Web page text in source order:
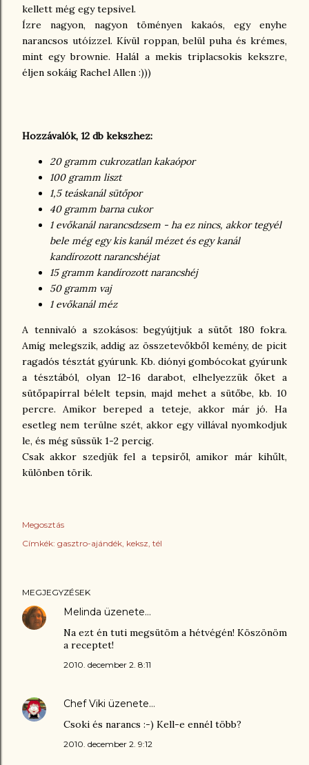
kellett még egy tepsivel.
Ízre nagyon, nagyon töményen kakaós, egy enyhe
narancsos utóízzel. Kívül roppan, belül puha és krémes,
mint egy brownie. Halál a mekis triplacsokis kekszre,
éljen sokáig Rachel Allen :)))
Hozzávalók, 12 db kekszhez:
20 gramm cukrozatlan kakaópor
100 gramm liszt
1,5 teáskanál sütőpor
40 gramm barna cukor
1 evőkanál narancsdzsem - ha ez nincs, akkor tegyél
bele még egy kis kanál mézet és egy kanál
kandírozott narancshéjat
15 gramm kandírozott narancshéj
50 gramm vaj
1 evőkanál méz
A tennivaló a szokásos: begyújtjuk a sütőt 180 fokra.
Amíg melegszik, addig az összetevőkből kemény, de picit
ragadós tésztát gyúrunk. Kb. diónyi gombócokat gyúrunk
a tésztából, olyan 12-16 darabot, elhelyezzük őket a
sütőpapírral bélelt tepsin, majd mehet a sütőbe, kb. 10
percre. Amikor bereped a teteje, akkor már jó. Ha
esetleg nem terülne szét, akkor egy villával nyomkodjuk
le, és még süssük 1-2 percig.
Csak akkor szedjük fel a tepsiről, amikor már kihűlt,
különben törik.
Megosztás
Címkék: gasztro-ajándék keksz tél
MEGJEGYZÉSEK
Melinda üzenete…
Na ezt én tuti megsütöm a hétvégén! Köszönöm
a receptet!
2010. december 2. 8:11
Chef Viki üzenete…
Csoki és narancs :-) Kell-e ennél több?
2010. december 2. 9:12